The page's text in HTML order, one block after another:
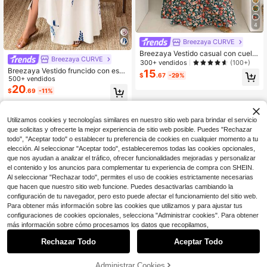
Breezaya CURVE
Breezaya Vestido fruncido con esta
mpado floral de talla grande para el
verano
500+ vendidos
$20.69 -11%
4
Breezaya CURVE
Breezaya Vestido casual con cuello
en V profundo y estampado para m
ujeres talla grande
300+ vendidos (100+)
$15.67 -29%
Utilizamos cookies y tecnologías similares en nuestro sitio web para brindar el servicio
que solicitas y ofrecerte la mejor experiencia de sitio web posible. Puedes "Rechazar
todo", "Aceptar todo" o establecer tu preferencia de cookies en cualquier momento a tu
elección. Al seleccionar "Aceptar todo", estableceremos todas las cookies opcionales,
que nos ayudan a analizar el tráfico, ofrecer funcionalidades mejoradas y personalizar
el contenido y los anuncios para complementar tu experiencia de compra con SHEIN.
Al seleccionar "Rechazar todo", permites el uso de cookies estrictamente necesarias
que hacen que nuestro sitio web funcione. Puedes desactivarlas cambiando la
configuración de tu navegador, pero esto puede afectar el funcionamiento del sitio web.
Para obtener más información sobre las cookies que utilizamos y para ajustar tus
configuraciones de cookies opcionales, selecciona "Administrar cookies". Para obtener
más información sobre cómo procesamos los datos que recopilamos,
Rechazar Todo Aceptar Todo
Administrar Cookies